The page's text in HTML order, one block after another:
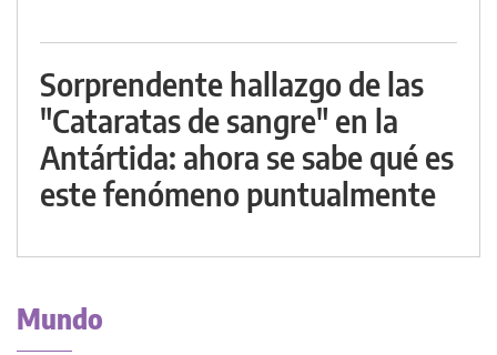
Sorprendente hallazgo de las
"Cataratas de sangre" en la
Antártida: ahora se sabe qué es
este fenómeno puntualmente
Mundo